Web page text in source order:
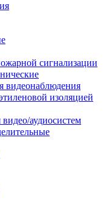
сигнализации
видеонаблюдения
изоляцией
аудиосистем